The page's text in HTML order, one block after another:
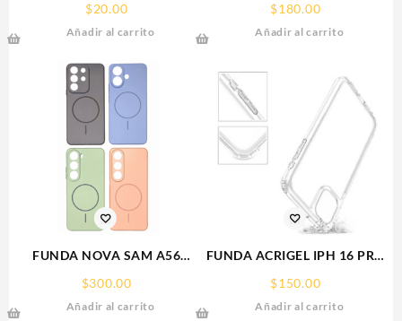
$20.00
Añadir al carrito
GLITTER FRAME
RHINOGLASS
$180.00
Añadir al carrito
FUNDA NOVA SAM A56
FUNDA SILICONA SIN
SOPORTE MAGNETICO
SAMSUNG
$300.00
Añadir al carrito
FUNDA ACRIGEL IPH 16 PRO
MAX IPHONE
$150.00
Añadir al carrito